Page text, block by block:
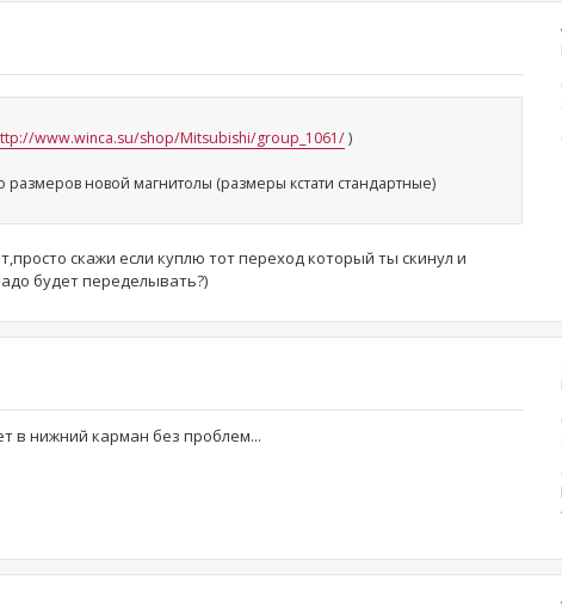
www.winca.su/shop/Mitsubishi/group_1061/)
новой магнитолы (размеры кстати стандартные)
скажи если куплю тот переход который ты скинул и
будет переделывать?)
в нижний карман без проблем...